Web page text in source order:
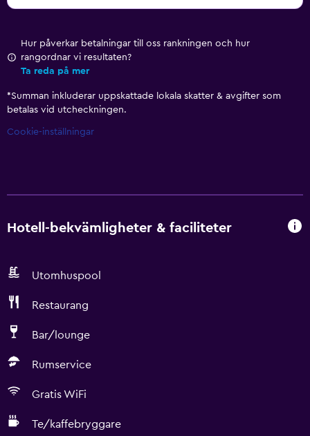
Hur påverkar betalningar till oss rankningen och hur
rangordnar vi resultaten?
Ta reda på mer
*Summan inkluderar uppskattade lokala skatter & avgifter som
betalas vid utcheckningen.
Cookie-inställningar
Hotell-bekvämligheter & faciliteter
Utomhuspool
Restaurang
Bar/lounge
Rumservice
Gratis WiFi
Te/kaffebryggare